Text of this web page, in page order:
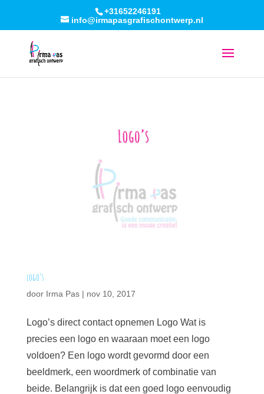
+31652246191
info@irmapasgrafischontwerp.nl
logo’s
door Irma Pas| nov 10, 2017
Logo’s direct contact opnemen Logo Wat is
precies een logo en waaraan moet een logo
voldoen? Een logo wordt gevormd door een
beeldmerk, een woordmerk of combinatie van
beide. Belangrijk is dat een goed logo eenvoudig